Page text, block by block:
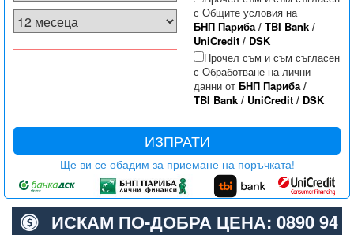
с Общите условия на
БНП Париба/ TBI Bank/
UniCredit/ DSK
Прочел съм и съм съгласен
с Обработване на лични
данни от БНП Париба/
TBI Bank/ UniCredit/ DSK
ИЗПРАТИ
Ще ви се обадим за приемане на поръчката!
ИСКАМ ПО-ДОБРА ЦЕНА: 0890 94